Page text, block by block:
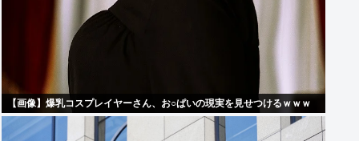
【画像】爆乳コスプレイヤーさん、お○ぱいの現実を見せつけるｗｗｗ